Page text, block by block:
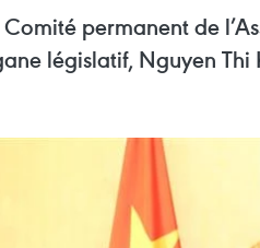
permanent de
législatif, Nguyen Thi